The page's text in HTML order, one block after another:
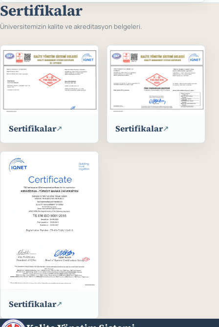
Sertifikalar
Üniversitemizin kalite ve akreditasyon belgeleri.
Sertifikalar↗ Sertifikalar↗
Sertifikalar↗